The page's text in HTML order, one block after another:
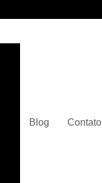
Blog Contato